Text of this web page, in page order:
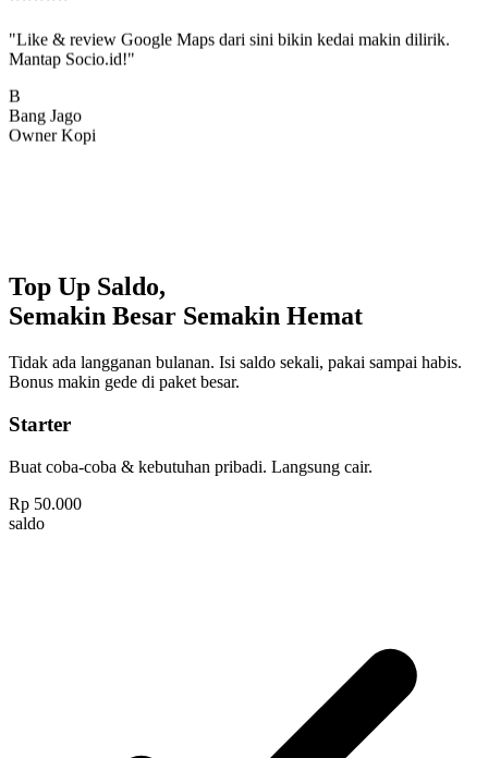
Mantap Socio.id!"
Bang Jago
Owner Kopi
Top Up Saldo,
Semakin Besar Semakin Hemat
Tidak ada langganan bulanan. Isi saldo sekali, pakai sampai habis.
Bonus makin gede di paket besar.
Starter
Buat coba-coba & kebutuhan pribadi. Langsung cair.
Rp 50.000
saldo